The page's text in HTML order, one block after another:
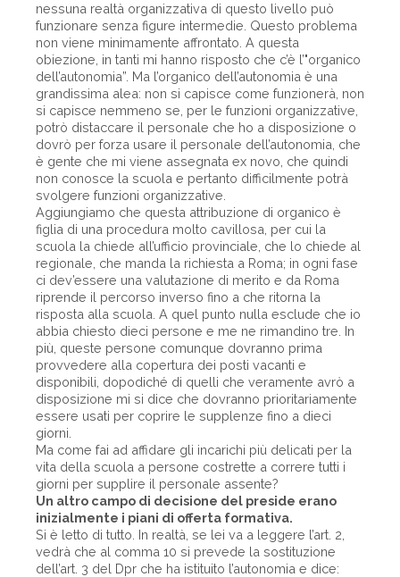
nessuna realtà organizzativa di questo livello può
funzionare senza figure intermedie. Questo problema
non viene minimamente affrontato. A questa
obiezione, in tanti mi hanno risposto che c’è l’"organico
dell’autonomia”. Ma l’organico dell’autonomia è una
grandissima alea: non si capisce come funzionerà, non
si capisce nemmeno se, per le funzioni organizzative,
potrò distaccare il personale che ho a disposizione o
dovrò per forza usare il personale dell’autonomia, che
è gente che mi viene assegnata ex novo, che quindi
non conosce la scuola e pertanto difficilmente potrà
svolgere funzioni organizzative.
Aggiungiamo che questa attribuzione di organico è
figlia di una procedura molto cavillosa, per cui la
scuola la chiede all’ufficio provinciale, che lo chiede al
regionale, che manda la richiesta a Roma; in ogni fase
ci dev’essere una valutazione di merito e da Roma
riprende il percorso inverso fino a che ritorna la
risposta alla scuola. A quel punto nulla esclude che io
abbia chiesto dieci persone e me ne rimandino tre. In
più, queste persone comunque dovranno prima
provvedere alla copertura dei posti vacanti e
disponibili, dopodiché di quelli che veramente avrò a
disposizione mi si dice che dovranno prioritariamente
essere usati per coprire le supplenze fino a dieci
giorni.
Ma come fai ad affidare gli incarichi più delicati per la
vita della scuola a persone costrette a correre tutti i
giorni per supplire il personale assente?
Un altro campo di decisione del preside erano
inizialmente i piani di offerta formativa.
Si è letto di tutto. In realtà, se lei va a leggere l’art. 2,
vedrà che al comma 10 si prevede la sostituzione
dell’art. 3 del Dpr che ha istituito l’autonomia e dice: